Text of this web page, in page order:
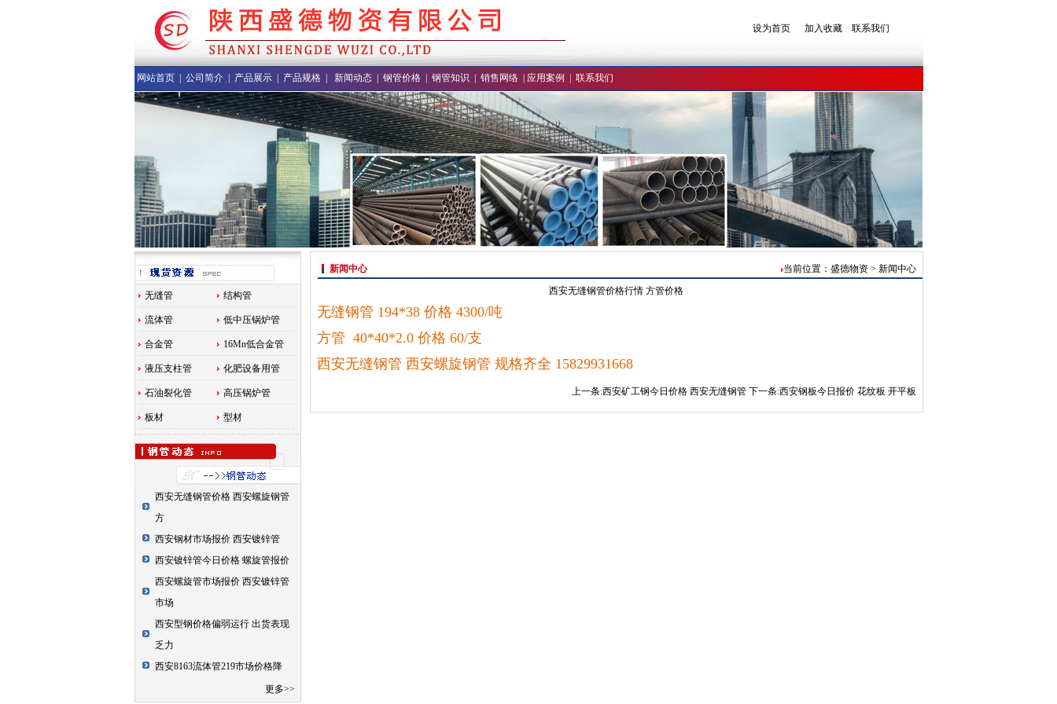
设为首页 加入收藏 联系我们
网站首页| 公司简介 产品展示| 产品规格| 新闻动态| 钢管价格| 钢管知识 销售网络| 应用案例 联系我们
无缝管 结构管
流体管 低中压锅炉管
合金管 16Mn低合金管
液压支柱管 化肥设备用管
石油裂化管 高压锅炉管
板材 型材
西安无缝钢管价格 西安螺旋钢管
方
西安钢材市场报价 西安镀锌管
西安镀锌管今日价格 螺旋管报价
西安螺旋管市场报价 西安镀锌管
市场
西安型钢价格偏弱运行 出货表现
乏力
西安8163流体管219市场价格降
更多>>
新闻中心
当前位置：盛德物资 > 新闻中心
西安无缝钢管价格行情 方管价格
无缝钢管 194*38 价格 4300/吨
方管 40*40*2.0 价格 60/支
西安无缝钢管 西安螺旋钢管 规格齐全 15829931668
上一条:西安矿工钢今日价格 西安无缝钢管下一条:西安钢板今日报价 花纹板 开平板